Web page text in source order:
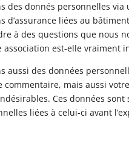
des donnés personnelles
d’assurance liées au
à des questions que nous
association est-elle vraiment
aussi des données
commentaire, mais aussi
Ces données
liées à celui-ci avant